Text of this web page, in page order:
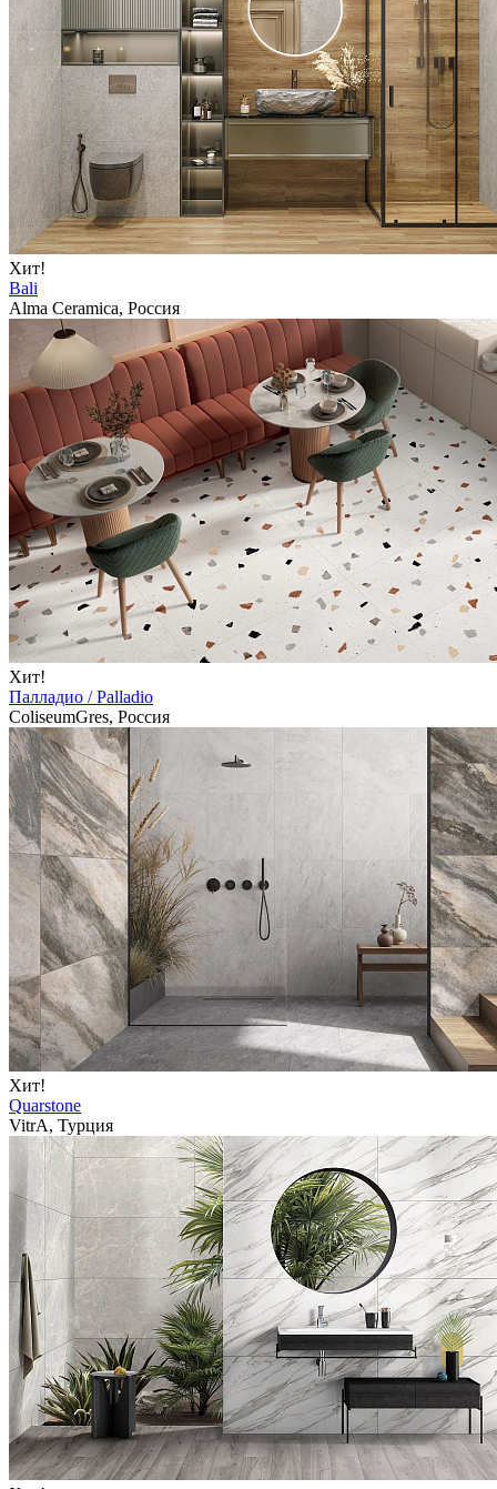
Хит!
Bali
Alma Ceramica, Россия
Хит!
Палладио / Palladio
ColiseumGres, Россия
Хит!
Quarstone
VitrA, Турция